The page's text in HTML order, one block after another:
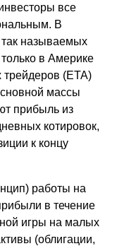
все
В
так называемых
в Америке
трейдеров (ЕТА)
массы
прибыль из
котировок,
к концу
работы на
в течение
игры на малых
(облигации,